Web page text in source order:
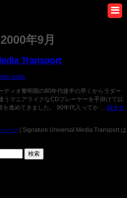
2000年9月
Transport
axiss
ディオ黎明期の80年代後半の早くからラダー
うマニアライクなCDプレーヤーを手掛けて以
を進めてきました。 90年代入ってか … 続きを
ージ
Signature Universal Media Transport は